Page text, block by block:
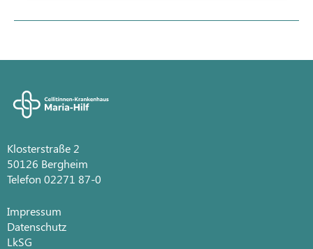
Klosterstraße 2
50126 Bergheim
Telefon 02271 87-0
Impressum
Datenschutz
LkSG